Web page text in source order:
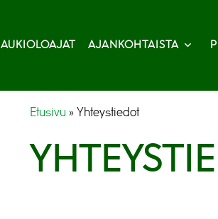
AUKIOLOAJAT AJANKOHTAISTA
Etusivu » Yhteystiedot